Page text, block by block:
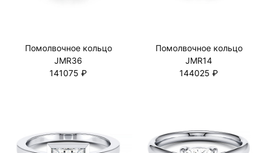
Помолвочное кольцо
JMR36
141075 ₽
Помолвочное кольцо
JMR14
144025 ₽